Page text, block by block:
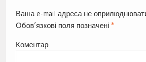
Ваша e-mail адреса не
Обов’язкові поля позначені *
Коментар